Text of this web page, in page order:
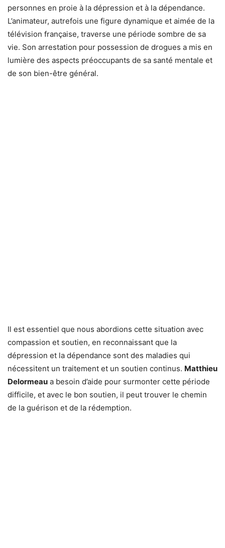
personnes en proie à la dépression et à la dépendance.
L’animateur, autrefois une figure dynamique et aimée de la
télévision française, traverse une période sombre de sa
vie. Son arrestation pour possession de drogues a mis en
lumière des aspects préoccupants de sa santé mentale et
de son bien-être général.
Il est essentiel que nous abordions cette situation avec
compassion et soutien, en reconnaissant que la
dépression et la dépendance sont des maladies qui
nécessitent un traitement et un soutien continus. Matthieu
Delormeau a besoin d’aide pour surmonter cette période
difficile, et avec le bon soutien, il peut trouver le chemin
de la guérison et de la rédemption.